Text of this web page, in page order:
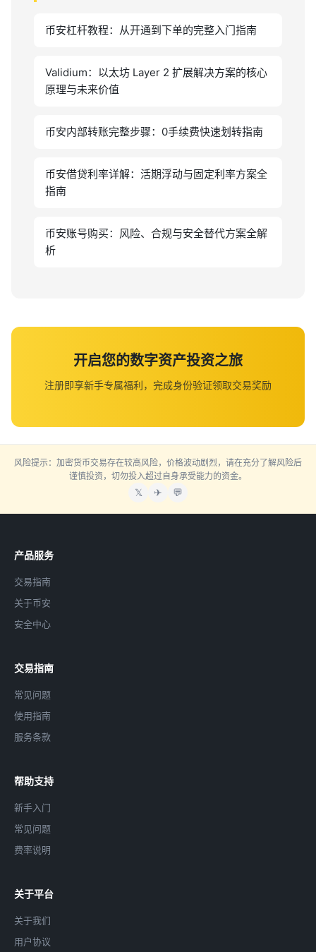
币安杠杆教程：从开通到下单的完整入门指南
Validium：以太坊 Layer 2 扩展解决方案的核心
原理与未来价值
币安内部转账完整步骤：0手续费快速划转指南
币安借贷利率详解：活期浮动与固定利率方案全
指南
币安账号购买：风险、合规与安全替代方案全解
析
开启您的数字资产投资之旅
注册即享新手专属福利，完成身份验证领取交易奖励
风险提示：加密货币交易存在较高风险，价格波动剧烈，请在充分了解风险后
谨慎投资，切勿投入超过自身承受能力的资金。
𝕏 ✈ 💬
产品服务
交易指南
关于币安
安全中心
交易指南
常见问题
使用指南
服务条款
帮助支持
新手入门
常见问题
费率说明
关于平台
关于我们
用户协议